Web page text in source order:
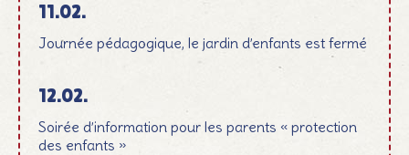
11.02.
Journée pédagogique, le jardin d’enfants est fermé
12.02.
Soirée d’information pour les parents « protection
des enfants »